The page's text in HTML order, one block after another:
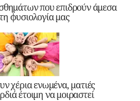
που επιδρούν άμεσα
φυσιολογία μας
χέρια ενωμένα, ματιές
έτοιμη να μοιραστεί